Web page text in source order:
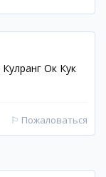
Ок Кук
⚐ Пожаловаться